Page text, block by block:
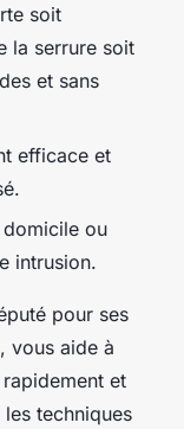
soit
la serrure soit
et sans
efficace et
ou
intrusion.
pour ses
vous aide à
et
techniques